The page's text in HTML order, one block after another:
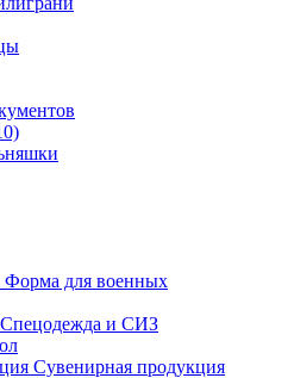
Форма для военных
Спецодежда и СИЗ
Сувенирная продукция